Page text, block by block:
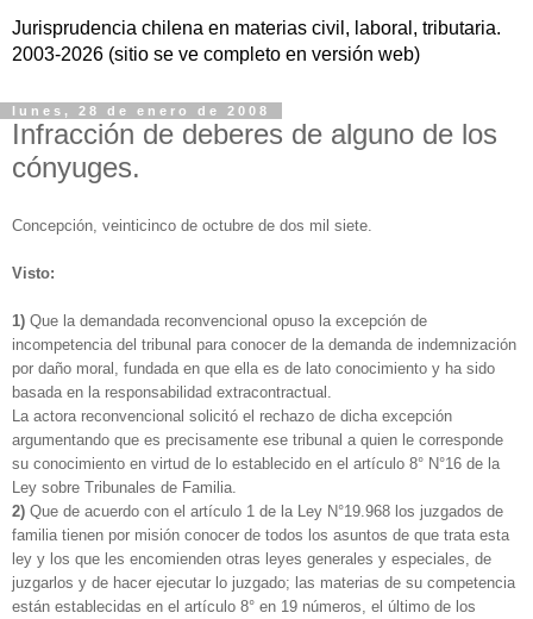
Jurisprudencia chilena en materias civil, laboral, tributaria.
2003-2026 (sitio se ve completo en versión web)
lunes, 28 de enero de 2008
Infracción de deberes de alguno de los
cónyuges.
Concepción, veinticinco de octubre de dos mil siete.
Visto:
1) Que la demandada reconvencional opuso la excepción de
incompetencia del tribunal para conocer de la demanda de indemnización
por daño moral, fundada en que ella es de lato conocimiento y ha sido
basada en la responsabilidad extracontractual.
La actora reconvencional solicitó el rechazo de dicha excepción
argumentando que es precisamente ese tribunal a quien le corresponde
su conocimiento en virtud de lo establecido en el artículo 8° N°16 de la
Ley sobre Tribunales de Familia.
2) Que de acuerdo con el artículo 1 de la Ley N°19.968 los juzgados de
familia tienen por misión conocer de todos los asuntos de que trata esta
ley y los que les encomienden otras leyes generales y especiales, de
juzgarlos y de hacer ejecutar lo juzgado; las materias de su competencia
están establecidas en el artículo 8° en 19 números, el último de los